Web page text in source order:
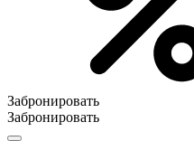
Забронировать
Забронировать